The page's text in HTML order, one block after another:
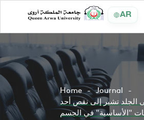
AR
Home
Journal
الجلد تشير إلى نقص أحد
"الأساسية" في الجسم